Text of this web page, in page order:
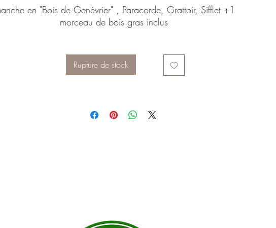
en "Bois de Genévrier" , Paracorde, Grattoir, Sifflet +1
morceau de bois gras inclus
Rupture de stock